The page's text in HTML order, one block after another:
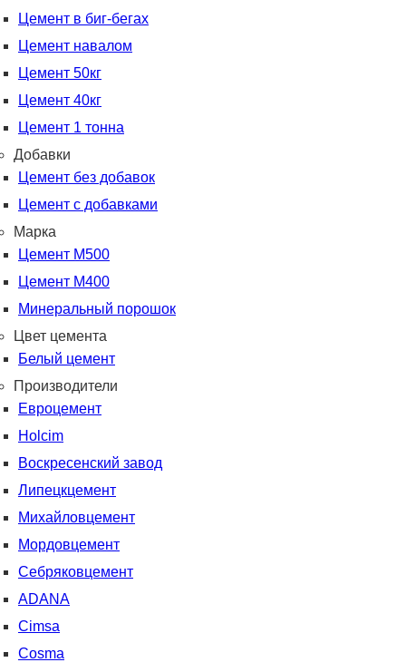
Цемент в биг-бегах
Цемент навалом
Цемент 50кг
Цемент 40кг
Цемент 1 тонна
Добавки
Цемент без добавок
Цемент с добавками
Марка
Цемент М500
Цемент М400
Минеральный порошок
Цвет цемента
Белый цемент
Производители
Евроцемент
Holcim
Воскресенский завод
Липецкцемент
Михайловцемент
Мордовцемент
Себряковцемент
ADANA
Cimsa
Cosma